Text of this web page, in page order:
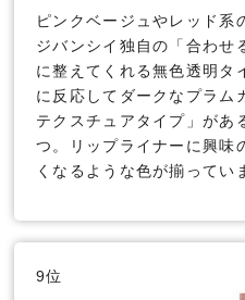
ピンクベージュやレッド系
ジバンシイ独自の「合わせ
に整えてくれる無色透明タ
に反応してダークなプラム
テクスチュアタイプ」があ
つ。リップライナーに興味
くなるような色が揃ってい
9位